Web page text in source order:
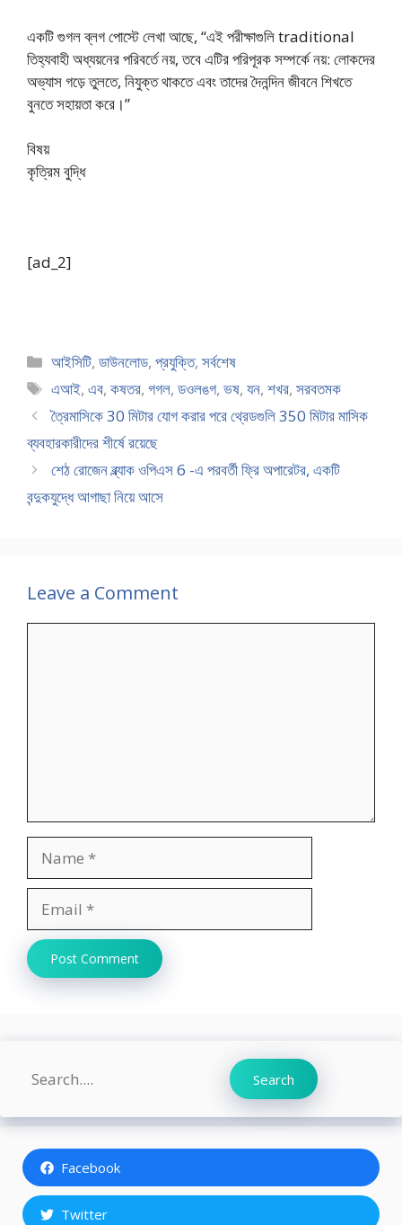
একটি গুগল ব্লগ পোস্টে লেখা আছে, “এই পরীক্ষাগুলি traditional
তিহ্যবাহী অধ্যয়নের পরিবর্তে নয়, তবে এটির পরিপূরক সম্পর্কে নয়: লোকদের
অভ্যাস গড়ে তুলতে, নিযুক্ত থাকতে এবং তাদের দৈনন্দিন জীবনে শিখতে
বুনতে সহায়তা করে।”
বিষয়
কৃত্রিম বুদ্ধি
[ad_2]
Categories
আইসিটি,ডাউনলোড,প্রযুক্তি,সর্বশেষ
Tags
এআই,এব,কষতর,গগল,ডওলঙগ,ভষ,যন,শখর,সরবতমক
ত্রৈমাসিকে 30 মিটার যোগ করার পরে থ্রেডগুলি 350 মিটার মাসিক
ব্যবহারকারীদের শীর্ষে রয়েছে
শেঠ রোজেন ব্ল্যাক ওপিএস 6 -এ পরবর্তী ফ্রি অপারেটর, একটি
বন্দুকযুদ্ধে আগাছা নিয়ে আসে
Leave a Comment
Website
Search Search
Facebook
Twitter